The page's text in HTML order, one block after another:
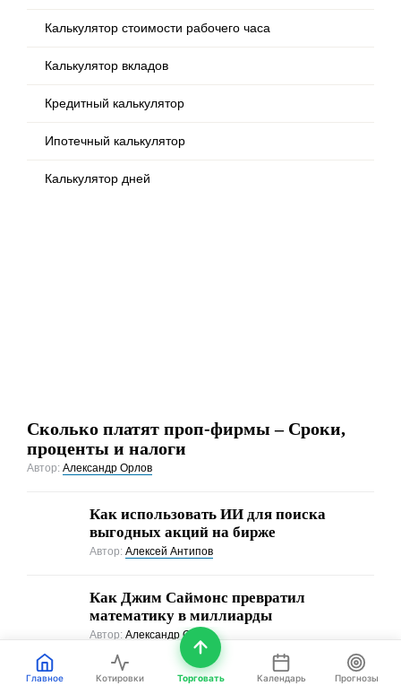
Калькулятор стоимости рабочего часа
Калькулятор вкладов
Кредитный калькулятор
Ипотечный калькулятор
Калькулятор дней
Сколько платят проп-фирмы – Сроки,
проценты и налоги
Автор:Александр Орлов
Как использовать ИИ для поиска
выгодных акций на бирже
Автор:Алексей Антипов
Как Джим Саймонс превратил
математику в миллиарды
Автор:Александр Орлов
Сколько положить в банк, чтобы
Главное Котировки Торговать Календарь Прогнозы